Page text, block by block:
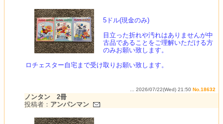
5ドル(現金のみ)
目立った折れや汚れはありませんが中
古品であることをご理解いただける方
のみお願い致します。
ロチェスター自宅まで受け取りお願い致します。
... 2026/07/22(Wed) 21:50 No.18632
ノンタン 2冊
投稿者： アンパンマン